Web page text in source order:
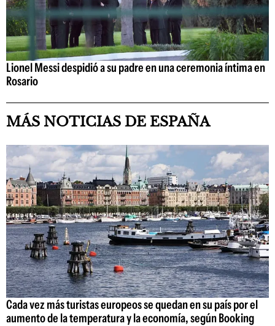
Lionel Messi despidió a su padre en una ceremonia íntima en
Rosario
MÁS NOTICIAS DE ESPAÑA
Cada vez más turistas europeos se quedan en su país por el
aumento de la temperatura y la economía, según Booking